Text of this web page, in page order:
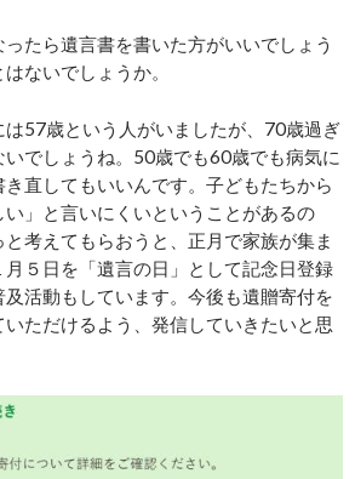
たら遺言書を書いた方がいいでしょう
ないでしょうか。
57歳という人がいましたが、70歳過ぎ
でしょうね。50歳でも60歳でも病気に
直してもいいんです。子どもたちから
い」と言いにくいということがあるの
考えてもらおうと、正月で家族が集ま
５日を「遺言の日」として記念日登録
及活動もしています。今後も遺贈寄付を
ただけるよう、発信していきたいと思